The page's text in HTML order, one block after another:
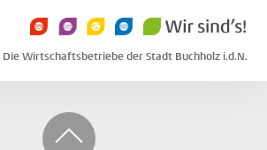
Die Wirtschaftsbetriebe der Stadt Buchholz i.d.N.